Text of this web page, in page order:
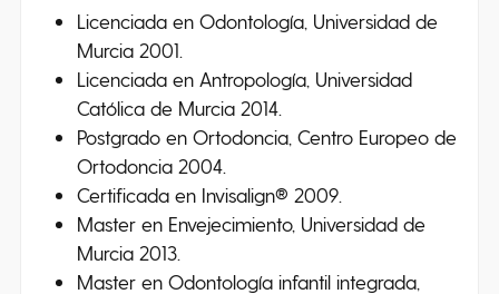
Licenciada en Odontología, Universidad de
Murcia 2001.
Licenciada en Antropología, Universidad
Católica de Murcia 2014.
Postgrado en Ortodoncia, Centro Europeo de
Ortodoncia 2004.
Certificada en Invisalign® 2009.
Master en Envejecimiento, Universidad de
Murcia 2013.
Master en Odontología infantil integrada,